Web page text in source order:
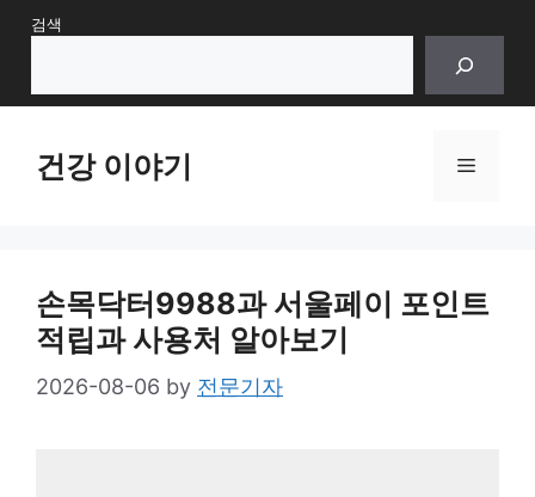
Skip검색
건강 이야기 Menu
손목닥터9988과 서울페이 포인트
적립과 사용처 알아보기
2026-08-06 by 전문기자